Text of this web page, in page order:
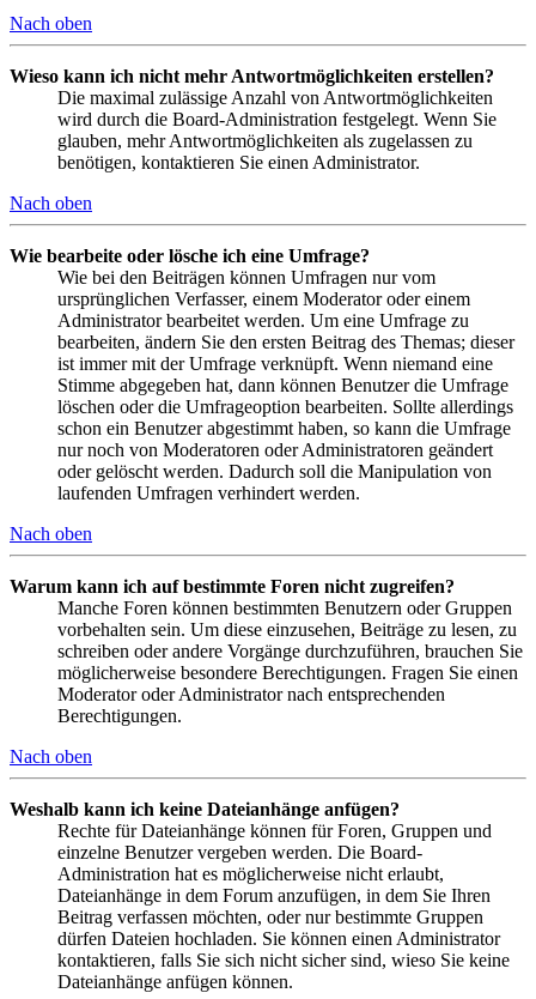
Nach oben
Wieso kann ich nicht mehr Antwortmöglichkeiten erstellen?
Die maximal zulässige Anzahl von Antwortmöglichkeiten
wird durch die Board-Administration festgelegt. Wenn Sie
glauben, mehr Antwortmöglichkeiten als zugelassen zu
benötigen, kontaktieren Sie einen Administrator.
Nach oben
Wie bearbeite oder lösche ich eine Umfrage?
Wie bei den Beiträgen können Umfragen nur vom
ursprünglichen Verfasser, einem Moderator oder einem
Administrator bearbeitet werden. Um eine Umfrage zu
bearbeiten, ändern Sie den ersten Beitrag des Themas; dieser
ist immer mit der Umfrage verknüpft. Wenn niemand eine
Stimme abgegeben hat, dann können Benutzer die Umfrage
löschen oder die Umfrageoption bearbeiten. Sollte allerdings
schon ein Benutzer abgestimmt haben, so kann die Umfrage
nur noch von Moderatoren oder Administratoren geändert
oder gelöscht werden. Dadurch soll die Manipulation von
laufenden Umfragen verhindert werden.
Nach oben
Warum kann ich auf bestimmte Foren nicht zugreifen?
Manche Foren können bestimmten Benutzern oder Gruppen
vorbehalten sein. Um diese einzusehen, Beiträge zu lesen, zu
schreiben oder andere Vorgänge durchzuführen, brauchen Sie
möglicherweise besondere Berechtigungen. Fragen Sie einen
Moderator oder Administrator nach entsprechenden
Berechtigungen.
Nach oben
Weshalb kann ich keine Dateianhänge anfügen?
Rechte für Dateianhänge können für Foren, Gruppen und
einzelne Benutzer vergeben werden. Die Board-
Administration hat es möglicherweise nicht erlaubt,
Dateianhänge in dem Forum anzufügen, in dem Sie Ihren
Beitrag verfassen möchten, oder nur bestimmte Gruppen
dürfen Dateien hochladen. Sie können einen Administrator
kontaktieren, falls Sie sich nicht sicher sind, wieso Sie keine
Dateianhänge anfügen können.